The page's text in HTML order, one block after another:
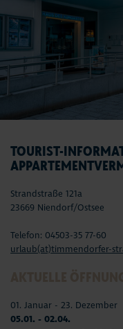
TOURIST-
Strandstraße 121a
23669 Niendorf/Ostsee
Telefon: 04503-35 77-60
urlaub(at)timmendorfer-
01. Januar - 23. Dezember
05.01. - 02.04.